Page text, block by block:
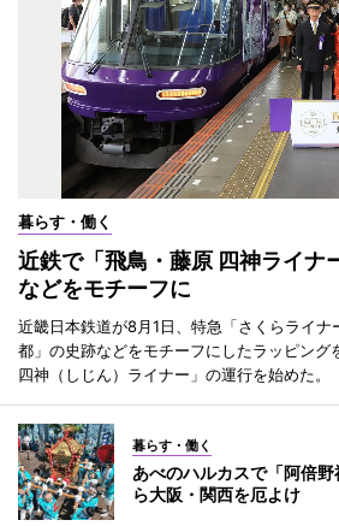
暮らす・働く
近鉄で「飛鳥・藤原 四神ライ
などをモチーフに
近畿日本鉄道が8月1日、特急「さくらライナ
都」の史跡などをモチーフにしたラッピング
四神（しじん）ライナー」の運行を始めた。
暮らす・働く
あべのハルカスで「阿倍
ら大阪・関西を厄よけ